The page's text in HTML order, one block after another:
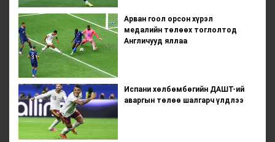
Арван гоол орсон хүрэл
медалийн төлөөх тоглолтод
Англичууд яллаа
Испани хөлбөмбөгийн ДАШТ-ий
аваргын төлөө шалгарч үлдлээ